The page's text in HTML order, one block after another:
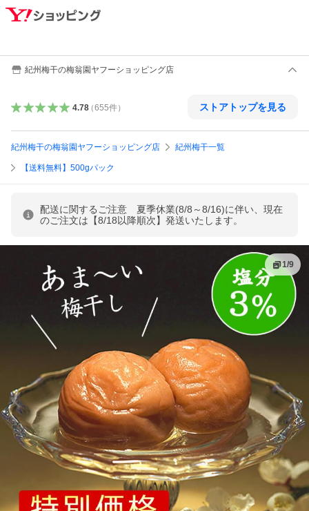
紀州梅干の梅翁園ヤフーショッピング店
4.78（655件） ストアトップを見る
紀州梅干の梅翁園ヤフーショッピング店 紀州梅干一覧
【送料無料】500gパック
配送に関するご注意 夏季休業(8/8～8/16)に伴い、現在
のご注文は【8/18以降順次】発送いたします。
1/9